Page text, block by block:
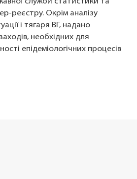
служби статистики та
реєстру. Окрім аналізу
і тягаря ВГ, надано
необхідних для
епідеміологічних процесів